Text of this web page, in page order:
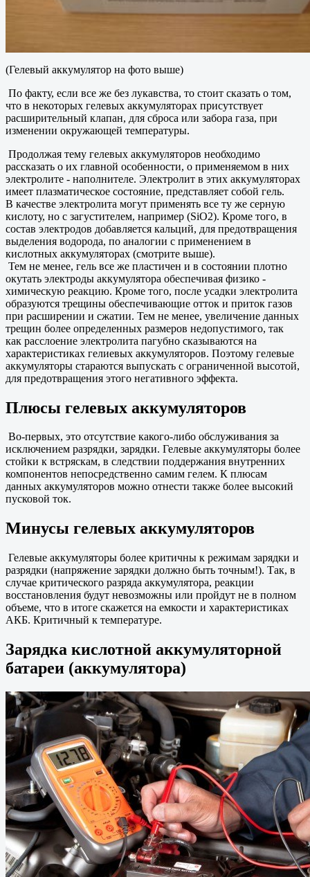
(Гелевый аккумулятор на фото выше)
По факту, если все же без лукавства, то стоит сказать о том,
что в некоторых гелевых аккумуляторах присутствует
расширительный клапан, для сброса или забора газа, при
изменении окружающей температуры.
Продолжая тему гелевых аккумуляторов необходимо
рассказать о их главной особенности, о применяемом в них
электролите - наполнителе. Электролит в этих аккумуляторах
имеет плазматическое состояние, представляет собой гель.
В качестве электролита могут применять все ту же серную
кислоту, но с загустителем, например (SiO2). Кроме того, в
состав электродов добавляется кальций, для предотвращения
выделения водорода, по аналогии с применением в
кислотных аккумуляторах (смотрите выше).
Тем не менее, гель все же пластичен и в состоянии плотно
окутать электроды аккумулятора обеспечивая физико -
химическую реакцию. Кроме того, после усадки электролита
образуются трещины обеспечивающие отток и приток газов
при расширении и сжатии. Тем не менее, увеличение данных
трещин более определенных размеров недопустимого, так
как расслоение электролита пагубно сказываются на
характеристиках гелиевых аккумуляторов. Поэтому гелевые
аккумуляторы стараются выпускать с ограниченной высотой,
для предотвращения этого негативного эффекта.
Плюсы гелевых аккумуляторов
Во-первых, это отсутствие какого-либо обслуживания за
исключением разрядки, зарядки. Гелевые аккумуляторы более
стойки к встряскам, в следствии поддержания внутренних
компонентов непосредственно самим гелем. К плюсам
данных аккумуляторов можно отнести также более высокий
пусковой ток.
Минусы гелевых аккумуляторов
Гелевые аккумуляторы более критичны к режимам зарядки и
разрядки (напряжение зарядки должно быть точным!). Так, в
случае критического разряда аккумулятора, реакции
восстановления будут невозможны или пройдут не в полном
объеме, что в итоге скажется на емкости и характеристиках
АКБ. Критичный к температуре.
Зарядка кислотной аккумуляторной
батареи (аккумулятора)